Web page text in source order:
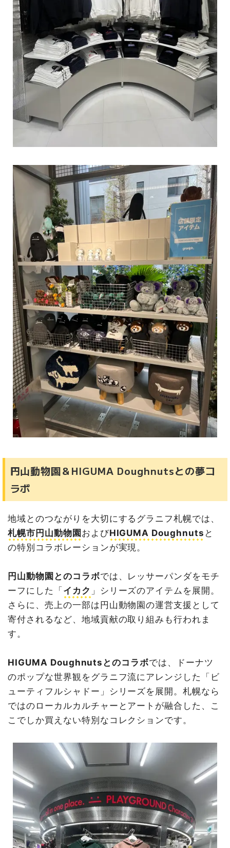
円山動物園＆HIGUMA Doughnutsとの夢コ
ラボ
地域とのつながりを大切にするグラニフ札幌では、
札幌市円山動物園 およびHIGUMA Doughnuts と
の特別コラボレーションが実現。
円山動物園とのコラボでは、レッサーパンダをモチ
ーフにした「イカク 」シリーズのアイテムを展開。
さらに、売上の一部は円山動物園の運営支援として
寄付されるなど、地域貢献の取り組みも行われま
す。
HIGUMA Doughnutsとのコラボでは、ドーナツ
のポップな世界観をグラニフ流にアレンジした「ビ
ューティフルシャドー」シリーズを展開。札幌なら
ではのローカルカルチャーとアートが融合した、こ
こでしか買えない特別なコレクションです。